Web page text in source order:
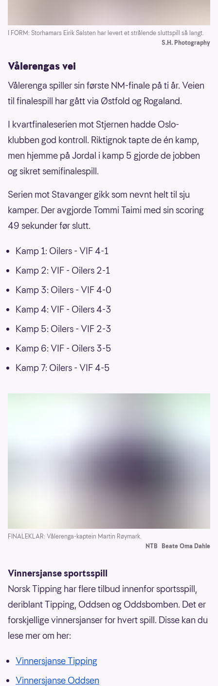
I FORM: Storhamars Eirik Salsten har levert et strålende sluttspill så langt.
S.H. Photography
Vålerengas vei
Vålerenga spiller sin første NM-finale på ti år. Veien
til finalespill har gått via Østfold og Rogaland.
I kvartfinaleserien mot Stjernen hadde Oslo-
klubben god kontroll. Riktignok tapte de én kamp,
men hjemme på Jordal i kamp 5 gjorde de jobben
og sikret semifinalespill.
Serien mot Stavanger gikk som nevnt helt til sju
kamper. Der avgjorde Tommi Taimi med sin scoring
49 sekunder før slutt.
Kamp 1: Oilers - VIF 4-1
Kamp 2: VIF - Oilers 2-1
Kamp 3: Oilers - VIF 4-0
Kamp 4: VIF - Oilers 4-3
Kamp 5: Oilers - VIF 2-3
Kamp 6: VIF - Oilers 3-5
Kamp 7: Oilers - VIF 4-5
FINALEKLAR: Vålerenga-kaptein Martin Røymark.
NTB Beate Oma Dahle
Vinnersjanse sportsspill
Norsk Tipping har flere tilbud innenfor sportsspill,
deriblant Tipping, Oddsen og Oddsbomben. Det er
forskjellige vinnersjanser for hvert spill. Disse kan du
lese mer om her:
Vinnersjanse Tipping
Vinnersjanse Oddsen